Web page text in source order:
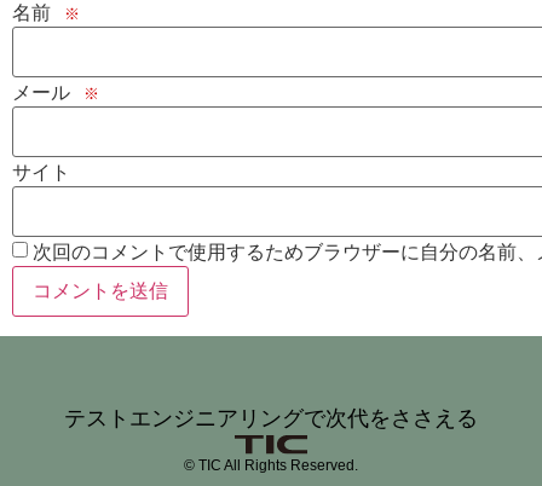
名前 ※
メール ※
サイト
次回のコメントで使用するためブラウザーに自分の名前
テストエンジニアリングで次代をささえる
© TIC All Rights Reserved.